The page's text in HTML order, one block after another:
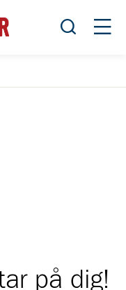
Öppna
på dig!